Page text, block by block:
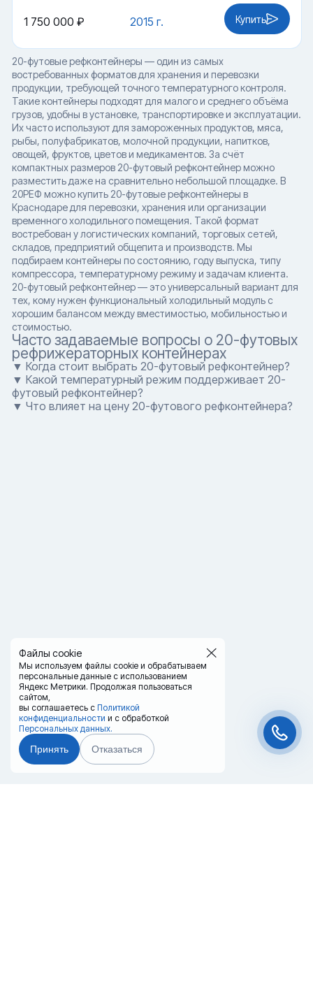
Файлы cookie
Мы используем файлы cookie и обрабатываем
персональные данные с использованием
Яндекс Метрики. Продолжая пользоваться
сайтом,
вы соглашаетесь с Политикой
конфиденциальности и с обработкой
Персональных данных.
Принять Отказаться
2015 г.
1 750 000 ₽ Купить
20-футовые рефконтейнеры — один из самых
востребованных форматов для хранения и перевозки
продукции, требующей точного температурного контроля.
Такие контейнеры подходят для малого и среднего объёма
грузов, удобны в установке, транспортировке и эксплуатации.
Их часто используют для замороженных продуктов, мяса,
рыбы, полуфабрикатов, молочной продукции, напитков,
овощей, фруктов, цветов и медикаментов. За счёт
компактных размеров 20-футовый рефконтейнер можно
разместить даже на сравнительно небольшой площадке. В
20РЕФ можно купить 20-футовые рефконтейнеры в
Краснодаре для перевозки, хранения или организации
временного холодильного помещения. Такой формат
востребован у логистических компаний, торговых сетей,
складов, предприятий общепита и производств. Мы
подбираем контейнеры по состоянию, году выпуска, типу
компрессора, температурному режиму и задачам клиента.
20-футовый рефконтейнер — это универсальный вариант для
тех, кому нужен функциональный холодильный модуль с
хорошим балансом между вместимостью, мобильностью и
стоимостью.
Часто задаваемые вопросы о 20-футовых
рефрижераторных контейнерах
▼ Когда стоит выбрать 20-футовый рефконтейнер?
▼ Какой температурный режим поддерживает 20-
футовый рефконтейнер?
▼ Что влияет на цену 20-футового рефконтейнера?